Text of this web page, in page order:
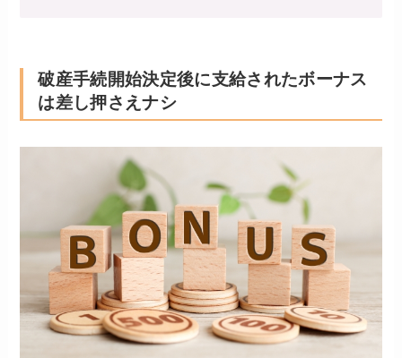
破産手続開始決定後に支給されたボーナス
は差し押さえナシ